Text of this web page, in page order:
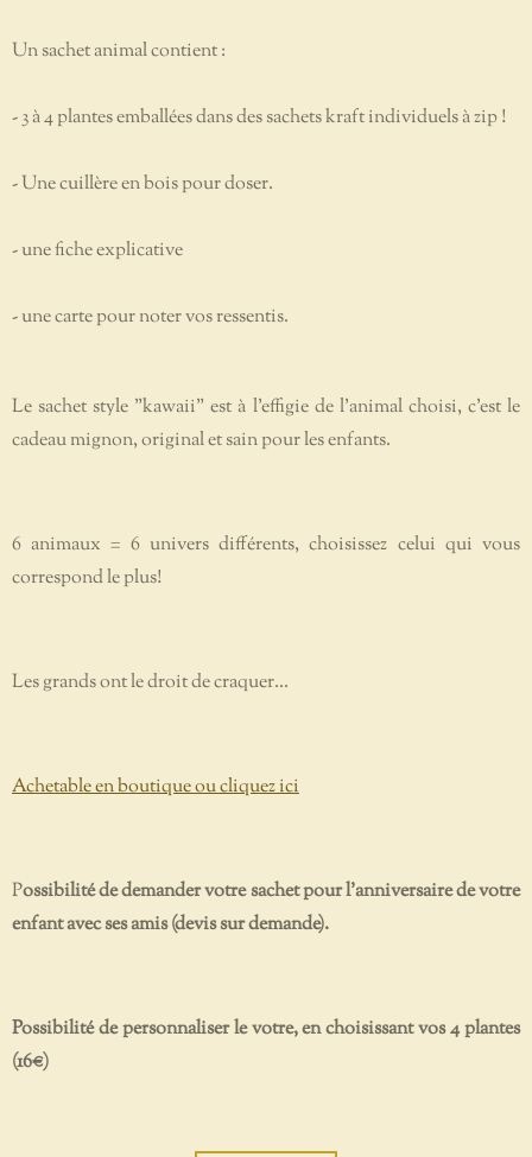
Un sachet animal contient :
- 3 à 4 plantes emballées dans des sachets kraft individuels à zip !
- Une cuillère en bois pour doser.
- une fiche explicative
- une carte pour noter vos ressentis.
Le sachet style "kawaii" est à l'effigie de l'animal choisi, c'est le
cadeau mignon, original et sain pour les enfants.
6 animaux = 6 univers différents, choisissez celui qui vous
correspond le plus!
Les grands ont le droit de craquer...
Achetable en boutique ou cliquez ici
Possibilité de demander votre sachet pour l'anniversaire de votre
enfant avec ses amis (devis sur demande).
Possibilité de personnaliser le votre, en choisissant vos 4 plantes
(16€)